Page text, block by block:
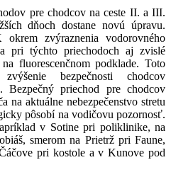
pre chodcov na ceste II. a III.
dňoch dostane novú úpravu.
zvýraznenia vodorovného
pri týchto priechodoch aj zvislé
fluorescenčnom podklade. Toto
bezpečnosti chodcov
Bezpečný priechod pre chodcov
na aktuálne nebezpečenstvo stretu
pôsobí na vodičovu pozornosť.
v Sotine pri poliklinike, na
smerom na Prietrž pri Faune,
pri kostole a v Kunove pod